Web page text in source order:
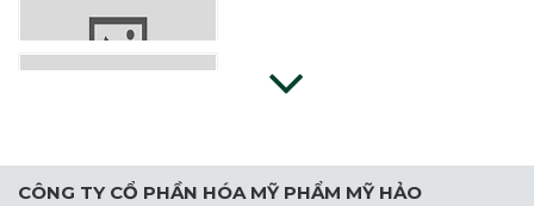
CÔNG TY CỔ PHẦN HÓA MỸ PHẨM MỸ HẢO